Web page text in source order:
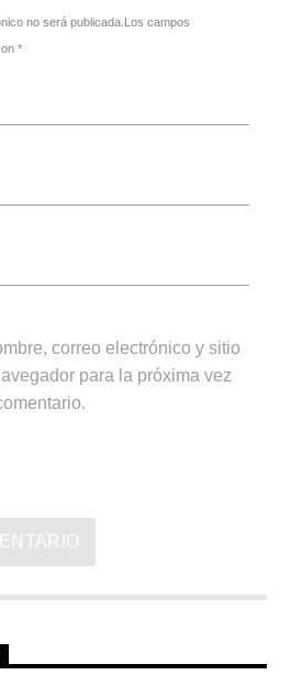
no será publicada.Los campos
*
correo electrónico y sitio
para la próxima vez